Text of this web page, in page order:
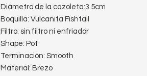
Diámetro de la cazoleta:3.5cm
Boquilla: Vulcanita Fishtail
Filtro: sin filtro ni enfriador
Shape: Pot
Terminación: Smooth
Material: Brezo